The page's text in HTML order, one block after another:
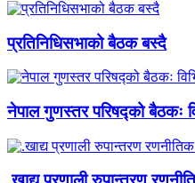
प्रतिनिधिसभाको बैठक बस्दै
नेपाल गुणस्तर परिषद्को बैठकः